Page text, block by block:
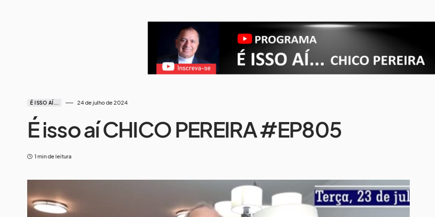
É ISSO AÍ... 24 de julho de 2024
É isso aí CHICO PEREIRA #EP805
1 min de leitura